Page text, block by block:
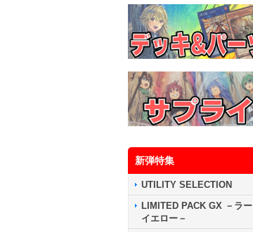
新弾特集
UTILITY SELECTION
LIMITED PACK GX －ラー
イエロー－